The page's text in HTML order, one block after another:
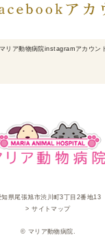
知県尾張旭市渋川町3丁目2番地13
> サイトマップ
© マリア動物病院.